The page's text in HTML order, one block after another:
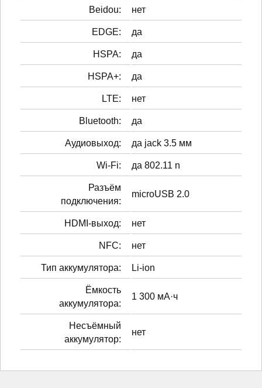
Beidou: нет
EDGE: да
HSPA: да
HSPA+: да
LTE: нет
Bluetooth: да
Аудиовыход: да jack 3.5 мм
Wi-Fi: да 802.11 n
Разъём
подключения:
microUSB 2.0
HDMI-выход: нет
NFC: нет
Тип аккумулятора: Li-ion
Ёмкость
аккумулятора:
1 300 мА·ч
Несъёмный
аккумулятор:
нет